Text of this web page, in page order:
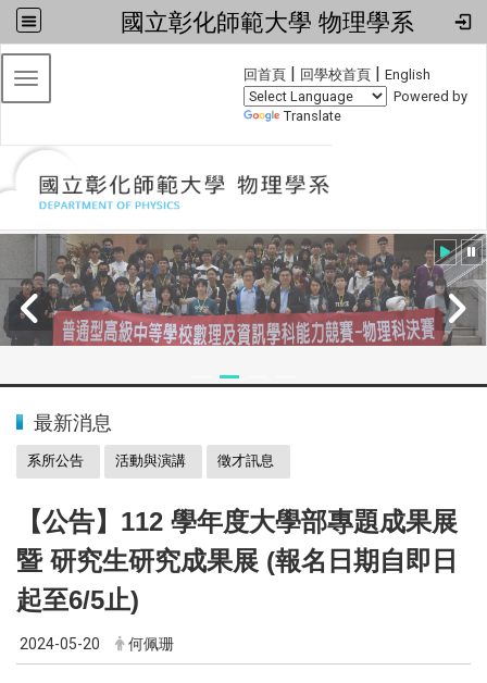
國立彰化師範大學 物理學系
回首頁 | 回學校首頁 | English
Powered by
Translate
Toggle navigation
最新消息
系所公告 活動與演講 徵才訊息
【公告】112 學年度大學部專題成果展
暨 研究生研究成果展 (報名日期自即日
起至6/5止)
2024-05-20 何佩珊